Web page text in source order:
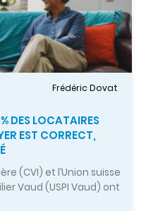
Frédéric Dovat
DES LOCATAIRES
EST CORRECT,
(CVI) et l’Union suisse
Vaud (USPI Vaud) ont